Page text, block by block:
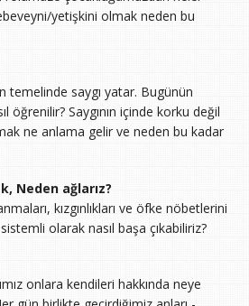
yetişkini olmak neden bu
temelinde saygı yatar. Bugünün
öğrenilir? Saygının içinde korku değil
ne anlama gelir ve neden bu kadar
Neden ağlarız?
kızgınlıkları ve öfke nöbetlerini
olarak nasıl başa çıkabiliriz?
onlara kendileri hakkında neye